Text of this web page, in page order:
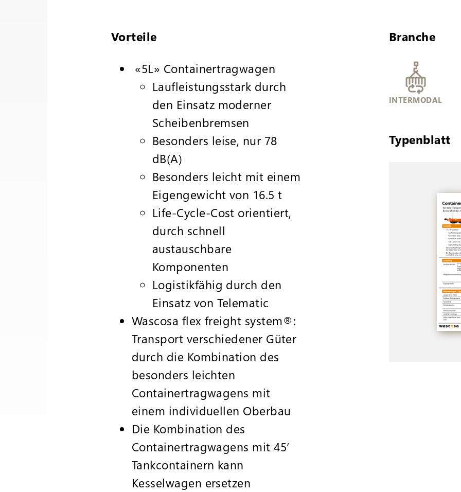
Vorteile
«5L» Containertragwagen
Laufleistungsstark durch
den Einsatz moderner
Scheibenbremsen
Besonders leise, nur 78
dB(A)
Besonders leicht mit einem
Eigengewicht von 16.5 t
Life-Cycle-Cost orientiert,
durch schnell
austauschbare
Komponenten
Logistikfähig durch den
Einsatz von Telematic
Wascosa flex freight system®:
Transport verschiedener Güter
durch die Kombination des
besonders leichten
Containertragwagens mit
einem individuellen Oberbau
Die Kombination des
Containertragwagens mit 45‘
Tankcontainern kann
Kesselwagen ersetzen
Branche
INTERMODAL
Typenblatt